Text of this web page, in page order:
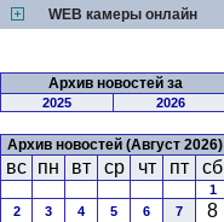
WEB камеры онлайн
Архив новостей за
2025 2026
Архив новостей (Август 2026)
вс пн вт ср чт пт сб
1
2
3 4 5 6 7
8